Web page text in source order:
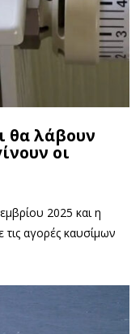
θα λάβουν
οι
2025 και η
αγορές καυσίμων